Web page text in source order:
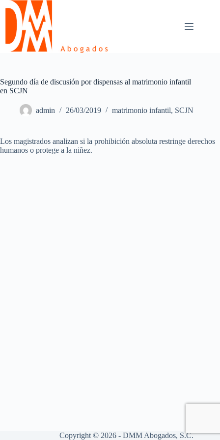
Skip
content
Segundo día de discusión por dispensas al matrimonio infantil
en SCJN
admin 26/03/2019 matrimonio infantil, SCJN
Los magistrados analizan si la prohibición absoluta restringe derechos
humanos o protege a la niñez.
Copyright © 2026 - DMM Abogados, S.C.